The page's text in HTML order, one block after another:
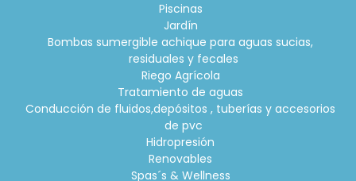
Piscinas
Jardín
Bombas sumergible achique para aguas sucias,
residuales y fecales
Riego Agrícola
Tratamiento de aguas
Conducción de fluidos,depósitos , tuberías y accesorios
de pvc
Hidropresión
Renovables
Spas´s & Wellness